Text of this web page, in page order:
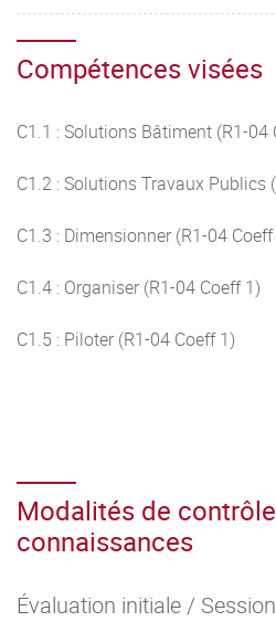
Compétences visées
C1.1 : Solutions Bâtiment (R1-04
C1.2 : Solutions Travaux Publics
C1.3 : Dimensionner (R1-04
C1.4 : Organiser (R1-04 Coeff 1)
C1.5 : Piloter (R1-04 Coeff 1)
Modalités de
connaissances
Évaluation initiale /